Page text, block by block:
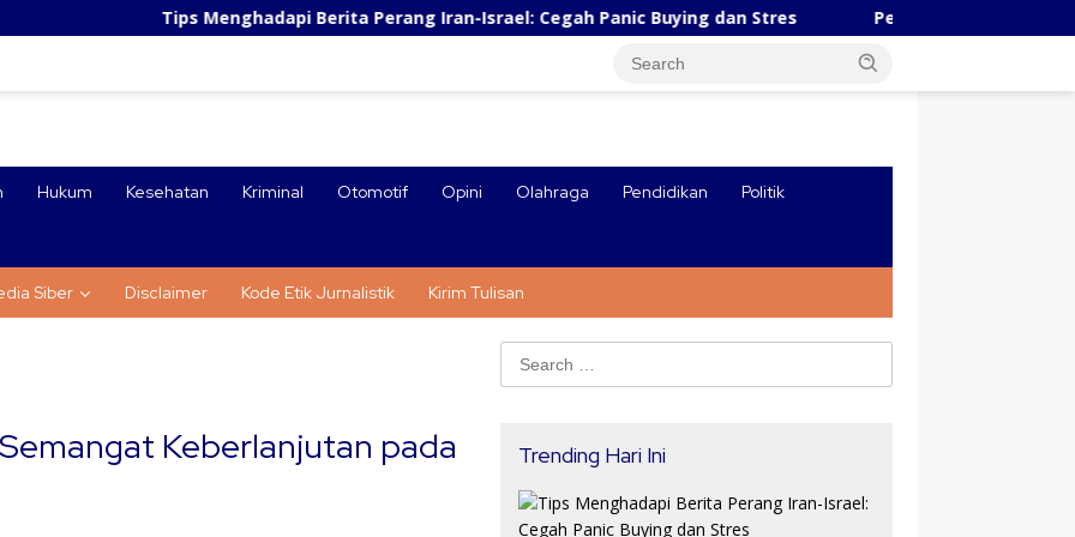
Tips Menghadapi Berita Perang Iran-Israel: Cegah Panic Buying dan Stres Pesatnya Industri AI Tiongkok,
Hukum Kesehatan Kriminal Otomotif Opini Olahraga Pendidikan Politik
Siber Disclaimer Kode Etik Jurnalistik Kirim Tulisan
Keberlanjutan pada
Search
for:
Trending Hari Ini